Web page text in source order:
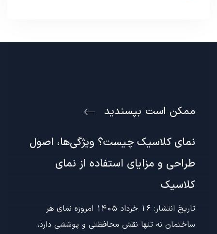
ممکن است بپسندید
نمای کلاسیک چیست؟ ویژگی‌ها، اصول
طراحی و مزایای استفاده از نمای
کلاسیک
تاریخ انتشار: 16 خرداد 1405 امروزه نمای هر
ساختمان نه تنها نقش محافظتی و پوششی دارد،